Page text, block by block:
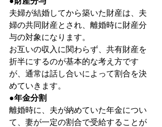
夫婦が結婚してから築いた財産は、夫
婦の共同財産とされ、離婚時に財産分
与の対象になります。
お互いの収入に関わらず、共有財産を
折半にするのが基本的な考え方です
が、通常は話し合いによって割合を決
めていきます。
●年金分割
離婚時に、夫が納めていた年金につい
て、妻が一定の割合で受給することが